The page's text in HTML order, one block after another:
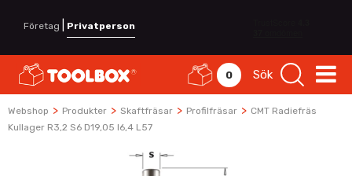
Företag Privatperson
0 Sök
Webshop > Produkter > Skaftfräsar > Profilfräsar > CMT Radiefräs
Kullager R3,2 S6 D19,05 I6,4 L57